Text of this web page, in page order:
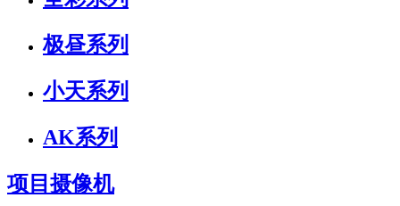
极昼系列
小天系列
AK系列
项目摄像机